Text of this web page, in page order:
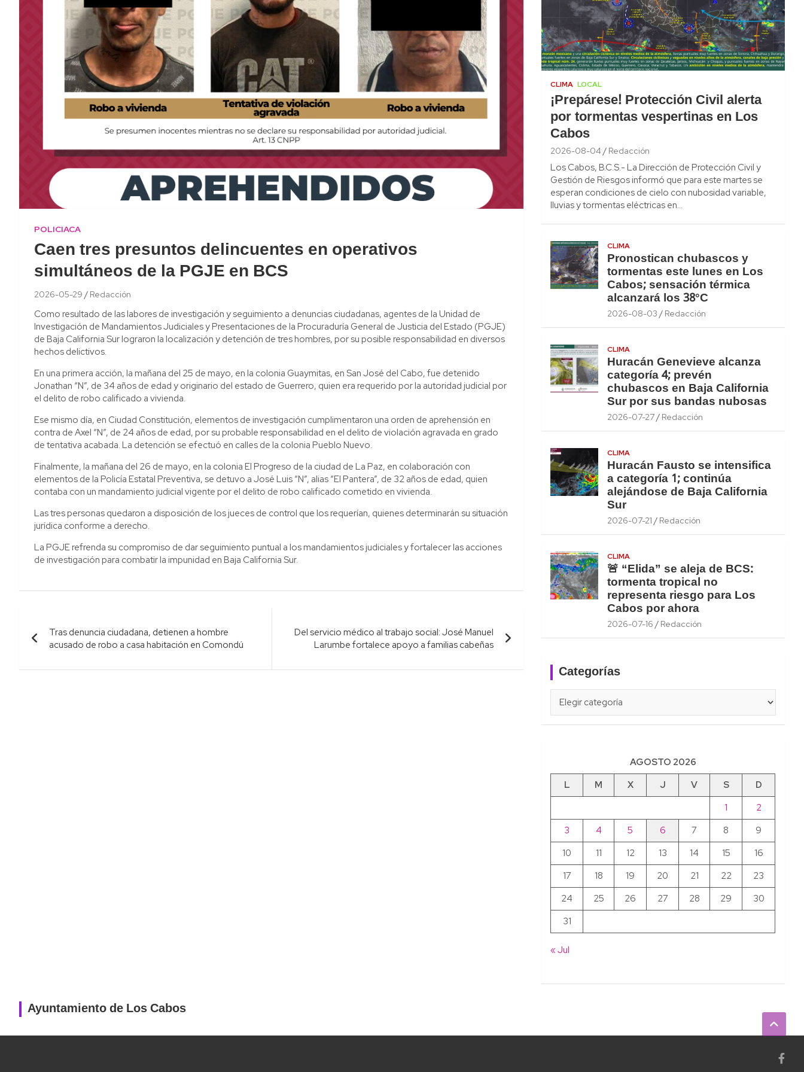
POLICIACA
Caen tres presuntos delincuentes en operativos
simultáneos de la PGJE en BCS
2026-05-29 Redacción
Como resultado de las labores de investigación y seguimiento a denuncias ciudadanas, agentes de la Unidad de
Investigación de Mandamientos Judiciales y Presentaciones de la Procuraduría General de Justicia del Estado (PGJE)
de Baja California Sur lograron la localización y detención de tres hombres, por su posible responsabilidad en diversos
hechos delictivos.
En una primera acción, la mañana del 25 de mayo, en la colonia Guaymitas, en San José del Cabo, fue detenido
Jonathan “N”, de 34 años de edad y originario del estado de Guerrero, quien era requerido por la autoridad judicial por
el delito de robo calificado a vivienda.
Ese mismo día, en Ciudad Constitución, elementos de investigación cumplimentaron una orden de aprehensión en
contra de Axel “N”, de 24 años de edad, por su probable responsabilidad en el delito de violación agravada en grado
de tentativa acabada. La detención se efectuó en calles de la colonia Pueblo Nuevo.
Finalmente, la mañana del 26 de mayo, en la colonia El Progreso de la ciudad de La Paz, en colaboración con
elementos de la Policía Estatal Preventiva, se detuvo a José Luis “N”, alias “El Pantera”, de 32 años de edad, quien
contaba con un mandamiento judicial vigente por el delito de robo calificado cometido en vivienda.
Las tres personas quedaron a disposición de los jueces de control que los requerían, quienes determinarán su situación
jurídica conforme a derecho.
La PGJE refrenda su compromiso de dar seguimiento puntual a los mandamientos judiciales y fortalecer las acciones
de investigación para combatir la impunidad en Baja California Sur.
Navegación
de
entradas
Tras denuncia ciudadana, detienen a hombre
acusado de robo a casa habitación en Comondú
Del servicio médico al trabajo social: José Manuel
Larumbe fortalece apoyo a familias cabeñas
CLIMA LOCAL
¡Prepárese! Protección Civil alerta
por tormentas vespertinas en Los
Cabos
2026-08-04 Redacción
Los Cabos, B.C.S.- La Dirección de Protección Civil y
Gestión de Riesgos informó que para este martes se
esperan condiciones de cielo con nubosidad variable,
lluvias y tormentas eléctricas en…
CLIMA
Pronostican chubascos y
tormentas este lunes en Los
Cabos; sensación térmica
alcanzará los 38°C
2026-08-03 Redacción
CLIMA
Huracán Genevieve alcanza
categoría 4; prevén
chubascos en Baja California
Sur por sus bandas nubosas
2026-07-27 Redacción
CLIMA
Huracán Fausto se intensifica
a categoría 1; continúa
alejándose de Baja California
Sur
2026-07-21 Redacción
CLIMA
🚨 “Elida” se aleja de BCS:
tormenta tropical no
representa riesgo para Los
Cabos por ahora
2026-07-16 Redacción
Categorías
AGOSTO 2026
L
M X J V S
D
1
2
3
4 5 6 7 8
9
10
11 12 13 14 15
16
17
18 19 20 21 22
23
24
25 26 27 28 29
30
31
« Jul
Ayuntamiento de Los Cabos